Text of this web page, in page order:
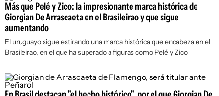
Más que Pelé y Zico: la impresionante marca histórica de
Giorgian De Arrascaeta en el Brasileirao y que sigue
aumentando
El uruguayo sigue estirando una marca histórica que encabeza en el
Brasileirao, en el que ha superado a figuras como Pelé y Zico